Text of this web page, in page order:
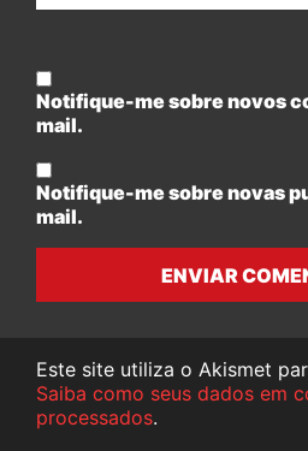
Notifique-me sobre novos
mail.
Notifique-me sobre novas
mail.
ENVIAR
Este site utiliza o Akismet
Saiba como seus dados em
processados.